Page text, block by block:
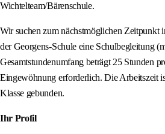
Wichtelteam/Bärenschule.
Wir suchen zum nächstmöglichen Zeitpunkt
der Georgens-Schule eine Schulbegleitung
Gesamtstundenumfang beträgt 25 Stunden
Eingewöhnung erforderlich. Die Arbeitszeit
Klasse gebunden.
Ihr Profil